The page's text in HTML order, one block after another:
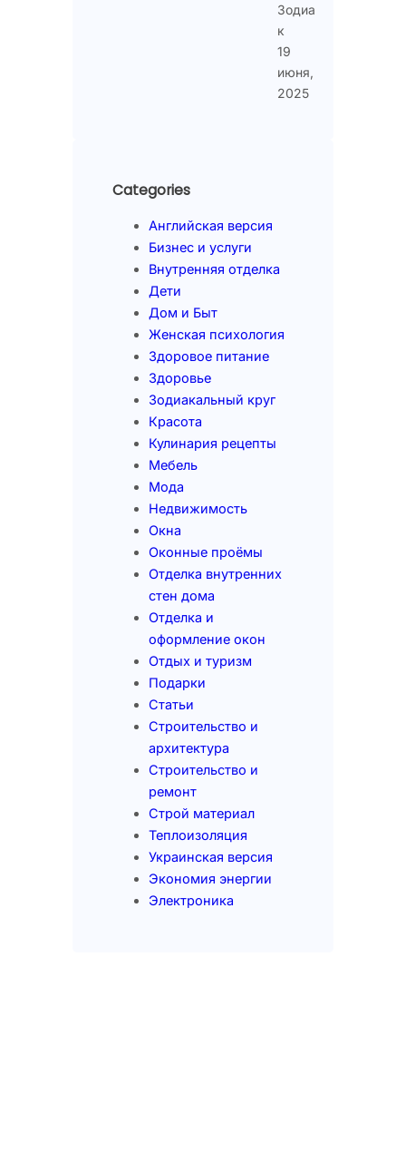
Зодиа
к
19
июня,
2025
Categories
Английская версия
Бизнес и услуги
Внутренняя отделка
Дети
Дом и Быт
Женская психология
Здоровое питание
Здоровье
Зодиакальный круг
Красота
Кулинария рецепты
Мебель
Мода
Недвижимость
Окна
Оконные проёмы
Отделка внутренних
стен дома
Отделка и
оформление окон
Отдых и туризм
Подарки
Статьи
Строительство и
архитектура
Строительство и
ремонт
Строй материал
Теплоизоляция
Украинская версия
Экономия энергии
Электроника